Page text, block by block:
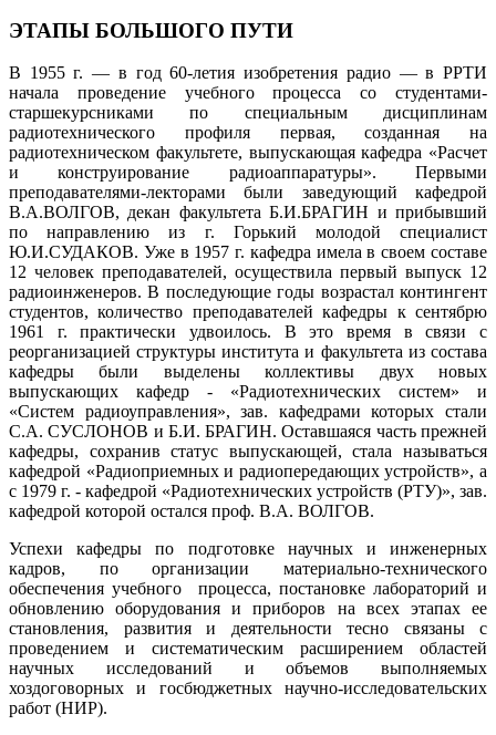
ЭТАПЫ БОЛЬШОГО ПУТИ
В 1955 г. — в год 60-летия изобретения радио — в РРТИ
начала проведение учебного процесса со студентами-
старшекурсниками по специальным дисциплинам
радиотехнического профиля первая, созданная на
радиотехническом факультете, выпускающая кафедра «Расчет
и конструирование радиоаппаратуры». Первыми
преподавателями-лекторами были заведующий кафедрой
В.А.ВОЛГОВ, декан факультета Б.И.БРАГИН и прибывший
по направлению из г. Горький молодой специалист
Ю.И.СУДАКОВ. Уже в 1957 г. кафедра имела в своем составе
12 человек преподавателей, осуществила первый выпуск 12
радиоинженеров. В последующие годы возрастал контингент
студентов, количество преподавателей кафедры к сентябрю
1961 г. практически удвоилось. В это время в связи с
реорганизацией структуры института и факультета из состава
кафедры были выделены коллективы двух новых
выпускающих кафедр - «Радиотехнических систем» и
«Систем радиоуправления», зав. кафедрами которых стали
С.А. СУСЛОНОВ и Б.И. БРАГИН. Оставшаяся часть прежней
кафедры, сохранив статус выпускающей, стала называться
кафедрой «Радиоприемных и радиопередающих устройств», а
с 1979 г. - кафедрой «Радиотехнических устройств (РТУ)», зав.
кафедрой которой остался проф. В.А. ВОЛГОВ.
Успехи кафедры по подготовке научных и инженерных
кадров, по организации материально-технического
обеспечения учебного процесса, постановке лабораторий и
обновлению оборудования и приборов на всех этапах ее
становления, развития и деятельности тесно связаны с
проведением и систематическим расширением областей
научных исследований и объемов выполняемых
хоздоговорных и госбюджетных научно-исследовательских
работ (НИР).